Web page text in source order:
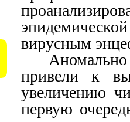
вирусным
привели к
увеличению
первую